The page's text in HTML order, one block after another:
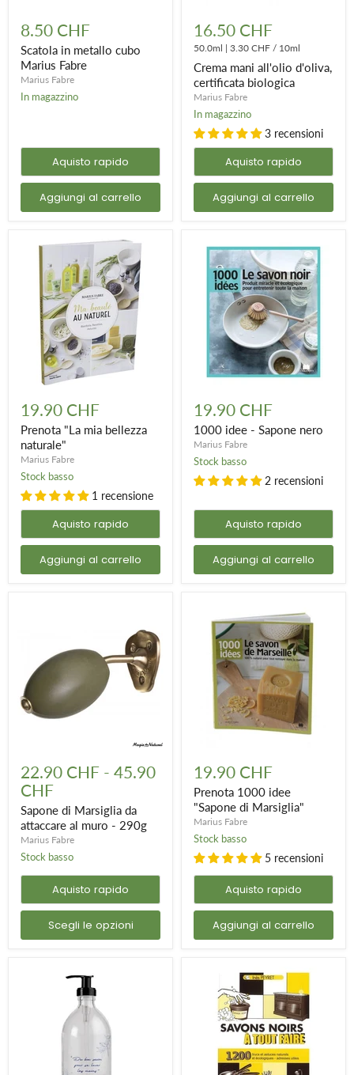
in
metallo
cubo
Marius
Fabre
8.50 CHF
Scatola in metallo cubo
Marius Fabre
Marius Fabre
In magazzino
Aquisto rapido
Aggiungi al carrello
mani
all'olio
d'oliva,
certificata
biologica
16.50 CHF
50.0ml | 3.30 CHF / 10ml
Crema mani all'olio d'oliva,
certificata biologica
Marius Fabre
In magazzino
3 recensioni
Aquisto rapido
Aggiungi al carrello
"La
mia
bellezza
naturale"
19.90 CHF
Prenota "La mia bellezza
naturale"
Marius Fabre
Stock basso
1 recensione
Aquisto rapido
Aggiungi al carrello
idee
Sapone
nero
19.90 CHF
1000 idee - Sapone nero
Marius Fabre
Stock basso
2 recensioni
Aquisto rapido
Aggiungi al carrello
di
Marsiglia
da
attaccare
al
muro
290g
22.90 CHF - 45.90
CHF
Sapone di Marsiglia da
attaccare al muro - 290g
Marius Fabre
Stock basso
Aquisto rapido
Scegli le opzioni
1000
idee
"Sapone
di
Marsiglia"
19.90 CHF
Prenota 1000 idee
"Sapone di Marsiglia"
Marius Fabre
Stock basso
5 recensioni
Aquisto rapido
Aggiungi al carrello